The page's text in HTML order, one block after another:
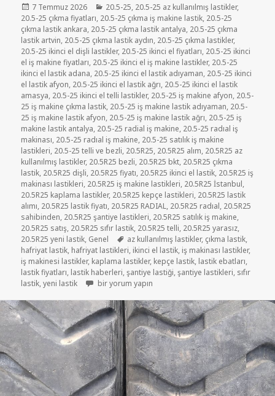
Yayın
tarihi
7 Temmuz 2026 Kategoriler
20.5-25, 20.5-25 az kullanılmış lastikler,
20.5-25 çıkma fiyatları, 20.5-25 çıkma iş makine lastik, 20.5-25
çıkma lastik ankara, 20.5-25 çıkma lastik antalya, 20.5-25 çıkma
lastik artvin, 20.5-25 çıkma lastik aydın, 20.5-25 çıkma lastikler,
20.5-25 ikinci el dişli lastikler, 20.5-25 ikinci el fiyatları, 20.5-25 ikinci
el iş makine fiyatları, 20.5-25 ikinci el iş makine lastikler, 20.5-25
ikinci el lastik adana, 20.5-25 ikinci el lastik adıyaman, 20.5-25 ikinci
el lastik afyon, 20.5-25 ikinci el lastik ağrı, 20.5-25 ikinci el lastik
amasya, 20.5-25 ikinci el telli lastikler, 20.5-25 iş makine afyon, 20.5-
25 iş makine çıkma lastik, 20.5-25 iş makine lastik adıyaman, 20.5-
25 iş makine lastik afyon, 20.5-25 iş makine lastik ağrı, 20.5-25 iş
makine lastik antalya, 20.5-25 radial iş makine, 20.5-25 radıal iş
makinası, 20.5-25 radıal iş makine, 20.5-25 satılık iş makine
lastikleri, 20.5-25 telli ve bezli, 20.5R25, 20.5R25 alım, 20.5R25 az
kullanılmış lastikler, 20.5R25 bezli, 20.5R25 bkt, 20.5R25 çıkma
lastik, 20.5R25 dişli, 20.5R25 fiyatı, 20.5R25 ikinci el lastik, 20.5R25 iş
makinası lastikleri, 20.5R25 iş makine lastikleri, 20.5R25 İstanbul,
20.5R25 kaplama lastikler, 20.5R25 kepçe lastikleri, 20.5R25 lastik
alımı, 20.5R25 lastik fiyatı, 20.5R25 RADIAL, 20.5R25 radıal, 20.5R25
sahibinden, 20.5R25 şantiye lastikleri, 20.5R25 satılık iş makine,
20.5R25 satış, 20.5R25 sıfır lastik, 20.5R25 telli, 20.5R25 yarasız,
20.5R25 yeni lastik, Genel Etiketler
az kullanılmış lastikler, çıkma lastik,
hafriyat lastik, hafriyat lastikleri, ikinci el lastik, iş makinası lastikler,
iş makinesi lastikler, kaplama lastikler, kepçe lastik, lastik ebatları,
lastik fiyatları, lastik haberleri,şantiye lastiği,şantiye lastikleri, sıfır
lastik,yeni lastik 20R5-25 ÇIKMA İŞ MAKİNASI KEPÇE LASTİKLER için
bir yorum yapın